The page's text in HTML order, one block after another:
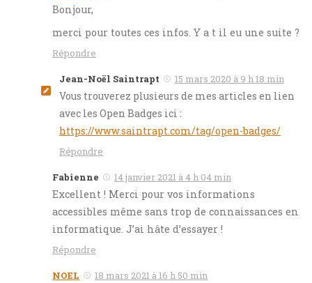
Bonjour,
merci pour toutes ces infos. Y a t il eu une suite ?
Répondre
Jean-Noël Saintrapt 15 mars 2020 à 9 h 18 min
Vous trouverez plusieurs de mes articles en lien
avec les Open Badges ici :
https://www.saintrapt.com/tag/open-badges/
Répondre
Fabienne 14 janvier 2021 à 4 h 04 min
Excellent ! Merci pour vos informations
accessibles même sans trop de connaissances en
informatique. J’ai hâte d’essayer !
Répondre
NOEL 18 mars 2021 à 16 h 50 min